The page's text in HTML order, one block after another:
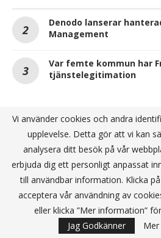
Denodo lanserar
Management
Var femte kommun har
tjänstelegitimation
ANNONS
Vi använder cookies och andra
upplevelse. Detta gör att vi kan
analysera ditt besök på vår
erbjuda dig ett personligt anpassat
till användbar information. Klicka
acceptera vår användning av
eller klicka ”Mer information”
Jag Godkänner